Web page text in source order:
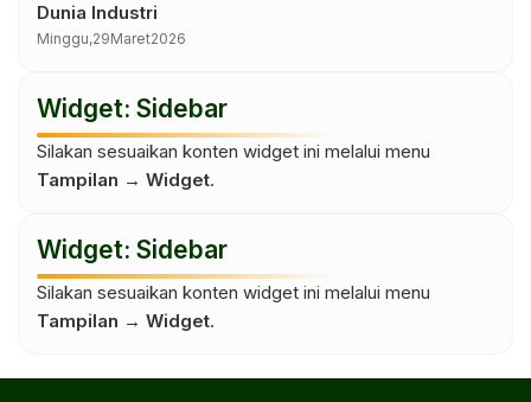
Dunia Industri
Minggu,29Maret2026
Widget: Sidebar
Silakan sesuaikan konten widget ini melalui menu
Tampilan → Widget.
Widget: Sidebar
Silakan sesuaikan konten widget ini melalui menu
Tampilan → Widget.